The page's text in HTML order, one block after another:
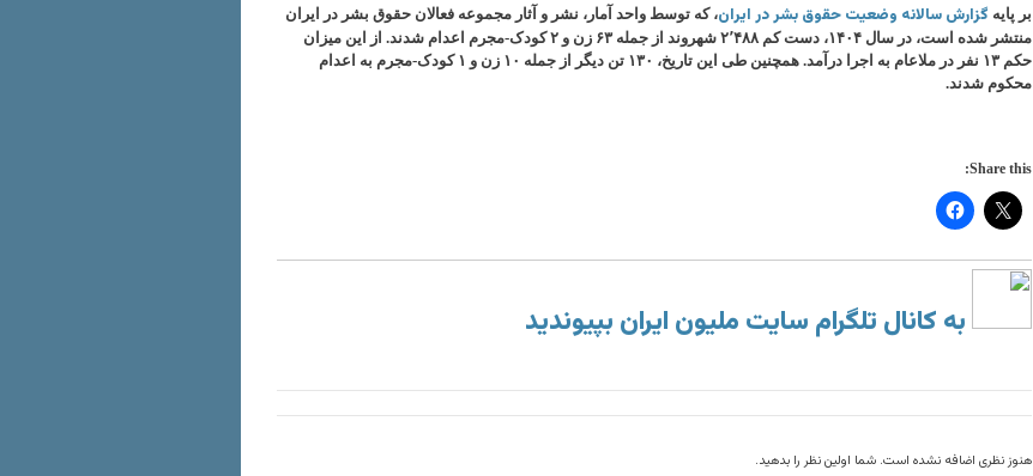
بر پایه گزارش سالانه وضعیت حقوق بشر در ایران، که توسط واحد آمار، نشر و آثار مجموعه فعالان حقوق بشر در ایران
منتشر شده است، در سال ۱۴۰۴، دست کم ۲٬۴۸۸ شهروند از جمله ۶۳ زن و ۲ کودک-مجرم اعدام شدند. از این میزان
حکم ۱۳ نفر در ملاعام به اجرا درآمد. همچنین طی این تاریخ، ۱۳۰ تن دیگر از جمله ۱۰ زن و ۱ کودک-مجرم به اعدام
محکوم شدند.
Share this:
به کانال تلگرام سایت ملیون ایران بپیوندید
هنوز نظری اضافه نشده است. شما اولین نظر را بدهید.